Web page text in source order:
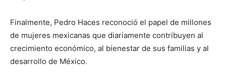
Finalmente, Pedro Haces reconoció el papel de millones
de mujeres mexicanas que diariamente contribuyen al
crecimiento económico, al bienestar de sus familias y al
desarrollo de México.